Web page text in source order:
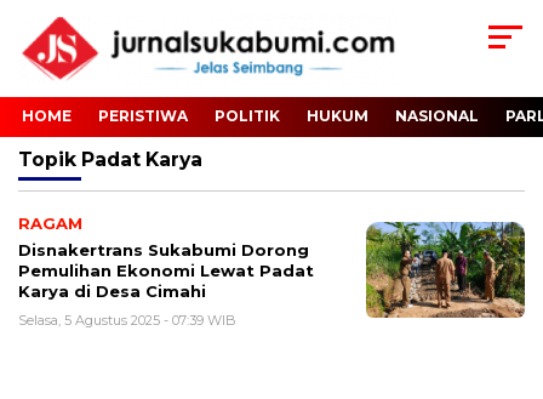
HOME PERISTIWA POLITIK HUKUM NASIONAL
Topik Padat Karya
RAGAM
Disnakertrans Sukabumi Dorong
Pemulihan Ekonomi Lewat Padat
Karya di Desa Cimahi
Selasa, 5 Agustus 2025 - 07:39 WIB